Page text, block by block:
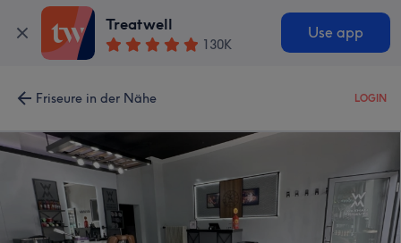
Treatwell
130K
Use app
Friseure in der Nähe LOGIN